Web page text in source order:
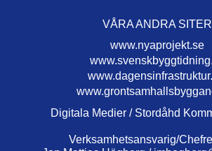
VÅRA ANDRA SITER
www.nyaprojekt.se
Digitala Medier / Stordåhd
Verksamhetsansvarig/